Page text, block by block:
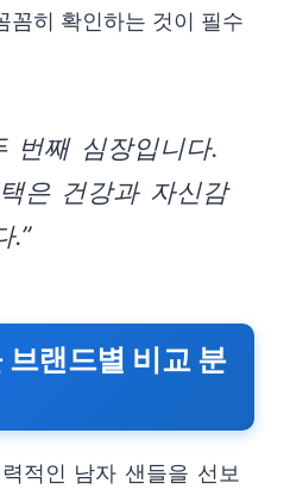
꼼히 확인하는 것이 필수
번째 심장입니다.
은 건강과 자신감
.”
브랜드별 비교 분
적인 남자 샌들을 선보